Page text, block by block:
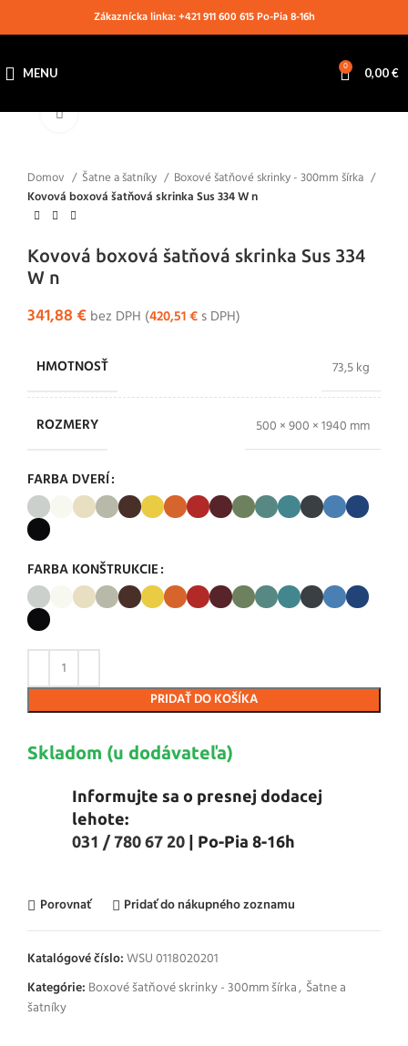
Zákaznícka linka: +421 911 600 615 Po-Pia 8-16h
MENU 0 0,00€
Klikni pre zväčšenie
Domov Šatne a šatníky
Boxové šatňové skrinky - 300mm šírka
Kovová boxová šatňová skrinka Sus 334 W n
Kovová boxová šatňová skrinka Sus 334
W n
341,88€ bez DPH (420,51€ s DPH)
HMOTNOSŤ 73,5 kg
ROZMERY 500 × 900 × 1940 mm
FARBA DVERÍ
FARBA KONŠTRUKCIE
PRIDAŤ DO KOŠÍKA
Skladom (u dodávateľa)
Informujte sa o presnej dodacej
lehote:
031 / 780 67 20 | Po-Pia 8-16h
Porovnať Pridať do nákupného zoznamu
Katalógové číslo:WSU 0118020201
Kategórie: Boxové šatňové skrinky - 300mm šírka, Šatne a
šatníky